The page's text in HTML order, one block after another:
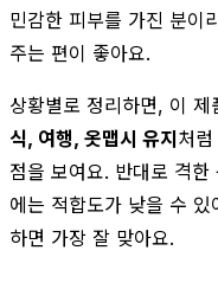
민감한 피부를 가진 분이
주는 편이 좋아요.
상황별로 정리하면, 이 제
식, 여행, 옷맵시 유지처
점을 보여요. 반대로 격
에는 적합도가 낮을 수
하면 가장 잘 맞아요.